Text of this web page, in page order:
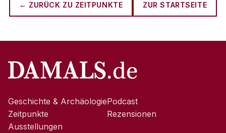
← ZURÜCK ZU ZEITPUNKTE ZUR STARTSEITE
Geschichte & Archäologie
Zeitpunkte
Ausstellungen
Podcast
Rezensionen